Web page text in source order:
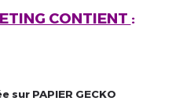
CONTIENT :
PAPIER GECKO